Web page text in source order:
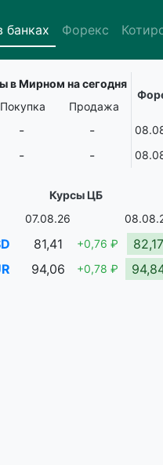
банках Форекс
в Мирном на сегодня
Покупка
Продажа
- -
- -
Курсы ЦБ
07.08.26
81,41 +0,76 ₽
82,17
94,06 +0,78 ₽